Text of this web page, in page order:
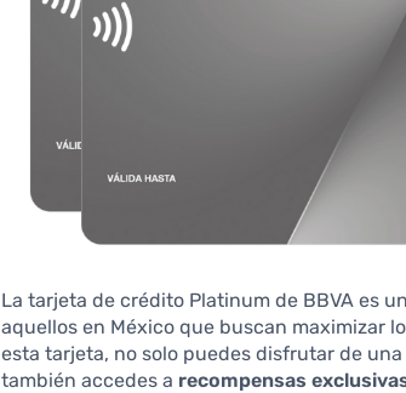
La tarjeta de crédito Platinum de BBVA es
aquellos en México que buscan maximizar
esta tarjeta, no solo puedes disfrutar de
también accedes a recompensas